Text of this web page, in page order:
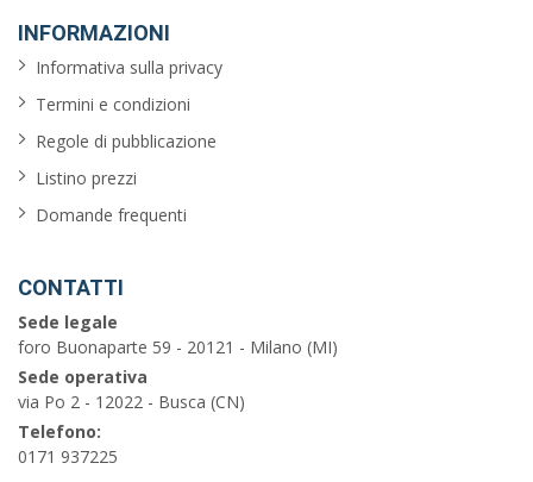
INFORMAZIONI
Informativa sulla privacy
Termini e condizioni
Regole di pubblicazione
Listino prezzi
Domande frequenti
CONTATTI
Sede legale
foro Buonaparte 59 - 20121 - Milano (MI)
Sede operativa
via Po 2 - 12022 - Busca (CN)
Telefono:
0171 937225